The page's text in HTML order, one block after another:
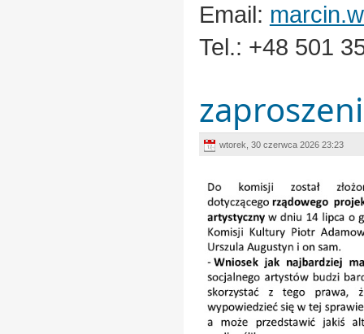
Email:
Tel.: +48 501
wtorek, 30 czerwca 2026 23:23